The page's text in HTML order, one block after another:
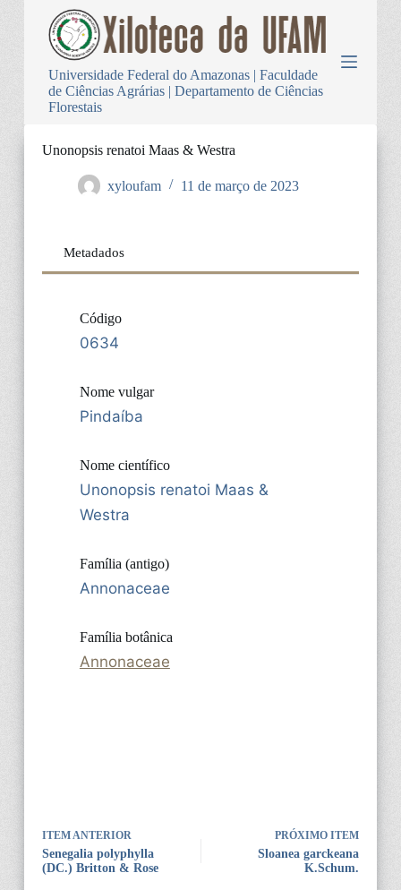
Universidade Federal do Amazonas | Faculdade
de Ciências Agrárias | Departamento de Ciências
Florestais
Unonopsis renatoi Maas & Westra
xyloufam 11 de março de 2023
Metadados
Código
0634
Nome vulgar
Pindaíba
Nome científico
Unonopsis renatoi Maas &
Westra
Família (antigo)
Annonaceae
Família botânica
Annonaceae
ITEM ANTERIOR
Senegalia polyphylla
(DC.) Britton & Rose
PRÓXIMO ITEM
Sloanea garckeana
K.Schum.